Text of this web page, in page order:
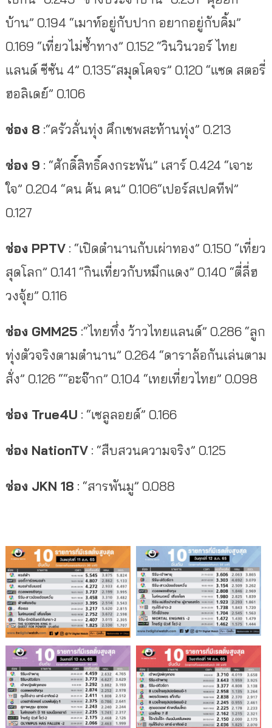
บ้าน” 0.194 “เมาท์อยู่กับปาก อยากอยู่กับคิ้ม”
0.169 “เที่ยวไม่ซ้ำทาง” 0.152 “วินวินวอร์ ไทย
แลนด์ ซีซัน 4” 0.135“สมุดโคจร” 0.120 “แซด สตอรี่
ฮอลิเดย์” 0.106
ช่อง 8 :“ครัวลั่นทุ่ง ศึกเชพสะท้านทุ่ง” 0.213
ช่อง 9 : “ศักดิ์สิทธิ์คงกระพัน” เสาร์ 0.424 “เจาะ
ใจ” 0.204 “คน ค้น คน” 0.106“เปอร์สเปคทีฟ”
0.127
ช่อง PPTV: “เปิดตำนานกับเผ่าทอง” 0.150 “เที่ยว
สุดโลก” 0.141 “กินเที่ยวกับหมึกแดง” 0.140 “ตี่ลี่ฮ
วงจุ้ย” 0.116
ช่อง GMM25 :“ไทยทึ่ง ว้าวไทยแลนด์” 0.286 “ลูก
ทุ่งตัวจริงตามตำนาน” 0.264 “ดาราล้อกันเล่นตาม
สั่ง” 0.126 ““อะจ๊าก” 0.104 “เทยเที่ยวไทย” 0.098
ช่อง True4U : “เซลูลอยด์” 0.166
ช่อง NationTV: “สืบสวนความจริง” 0.125
ช่อง JKN 18 : “สารพันมู” 0.088